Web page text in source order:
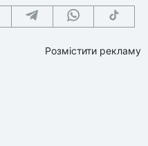
Розмістити рекламу